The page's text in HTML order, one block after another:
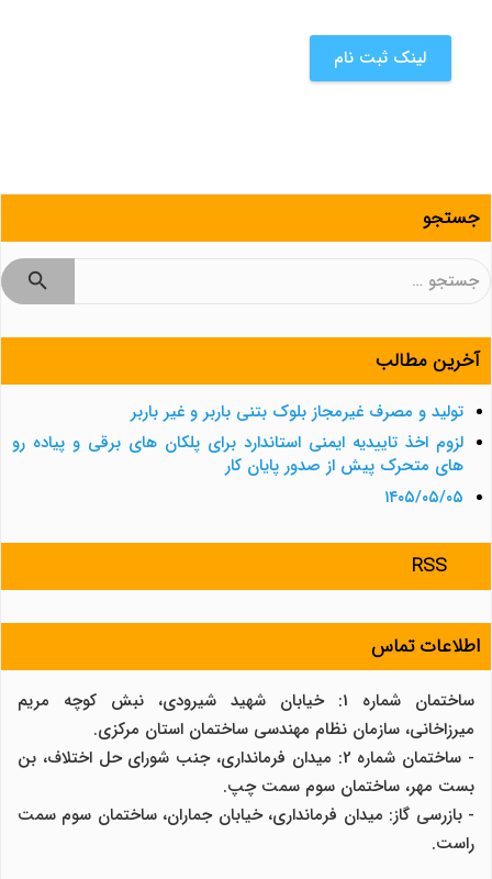
لینک ثبت نام
جستجو
جستجو
آخرین مطالب
تولید و مصرف غیرمجاز بلوک بتنی باربر و غیر باربر
لزوم اخذ تاییدیه ایمنی استاندارد برای پلکان های برقی و پیاده رو
های متحرک پیش از صدور پایان کار
۱۴۰۵/۰۵/۰۵
RSS
اطلاعات تماس
ساختمان شماره 1: خیابان شهید شیرودی، نبش کوچه مریم
میرزاخانی، سازمان نظام مهندسی ساختمان استان مرکزی.
- ساختمان شماره 2: میدان فرمانداری، جنب شورای حل اختلاف، بن
بست مهر، ساختمان سوم سمت چپ.
- بازرسی گاز: میدان فرمانداری، خیابان جماران، ساختمان سوم سمت
راست.